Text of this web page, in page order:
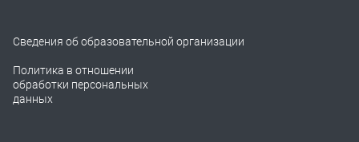
Сведения об образовательной организации
Политика в отношении
обработки персональных
данных